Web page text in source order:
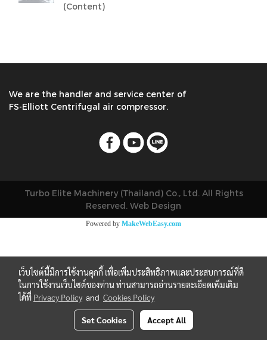
(Content)
We are the handler and service center of
FS-Elliott Centrifugal air compressor.
Turbo Elite Machinery (Thailand) Co., Ltd. All Rights
Reserved. Web Design
Powered by MakeWebEasy.com
เว็บไซต์นี้มีการใช้งานคุกกี้ เพื่อเพิ่มประสิทธิภาพและประสบการณ์ที่ดี
ในการใช้งานเว็บไซต์ของท่าน ท่านสามารถอ่านรายละเอียดเพิ่มเติม
ได้ที่ Privacy Policy and Cookies Policy
Set Cookies Accept All